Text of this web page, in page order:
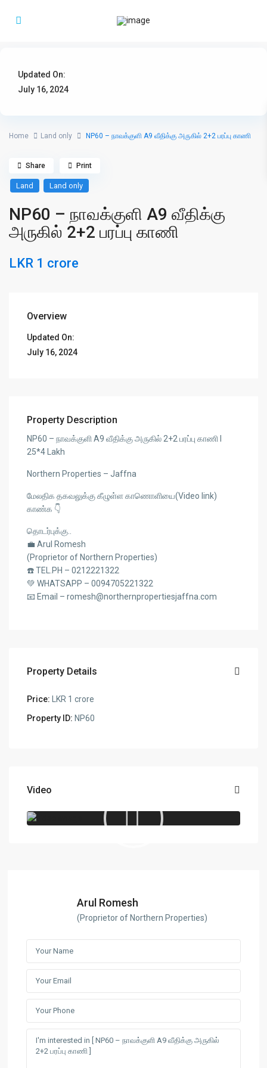
Updated On:
July 16, 2024
Home Land only NP60 – நாவக்குளி A9 வீதிக்கு அருகில் 2+2 பரப்பு காணி
Land Land only
NP60 – நாவக்குளி A9 வீதிக்கு
அருகில் 2+2 பரப்பு காணி
LKR 1 crore
Share Print
Overview
Updated On:
July 16, 2024
Property Description
NP60 – நாவக்குளி A9 வீதிக்கு அருகில் 2+2 பரப்பு காணி l
25*4 Lakh
Northern Properties – Jaffna
மேலதிக தகவலுக்கு கீழுள்ள காணொளியை(Video link)
காண்க 👇
தொடர்புக்கு..
💼 Arul Romesh
(Proprietor of Northern Properties)
☎️ TEL.PH – 0212221322
💚 WHATSAPP – 0094705221322
📧 Email – romesh@northernpropertiesjaffna.com
Property Details
Price: LKR 1 crore
Property ID: NP60
Video
Arul Romesh
(Proprietor of Northern Properties)